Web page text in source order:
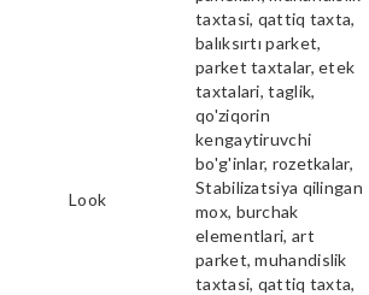
Look
taxtasi, qattiq taxta,
balıksırtı parket,
parket taxtalar, etek
taxtalari, taglik,
qo'ziqorin
kengaytiruvchi
bo'g'inlar, rozetkalar,
Stabilizatsiya qilingan
mox, burchak
elementlari, art
parket, muhandislik
taxtasi, qattiq taxta,